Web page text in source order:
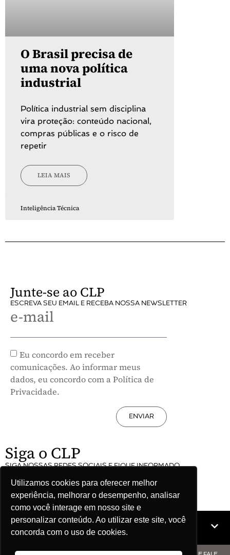
Utilizamos cookies para oferecer melhor
experiência, melhorar o desempenho, analisar
como você interage em nosso site e
personalizar conteúdo. Ao utilizar este site, você
concorda com o uso de cookies.
O Brasil precisa de
uma nova política
industrial
Política industrial sem disciplina
vira proteção: conteúdo nacional,
compras públicas e o risco de
repetir
LEIA MAIS
Inteligência Técnica
Junte-se ao CLP
ESCREVA SEU EMAIL E RECEBA NOSSA NEWSLETTER
e-mail
Eu concordo em receber
comunicações. Ao informar meus
dados, eu concordo com a Política de
Privacidade.
ENVIAR
Siga o CLP
SIGA NOSSAS REDES SOCIAIS E FIQUE INFORMADO
Mapa do site